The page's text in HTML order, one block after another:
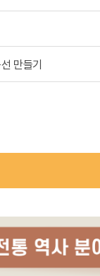
만들기